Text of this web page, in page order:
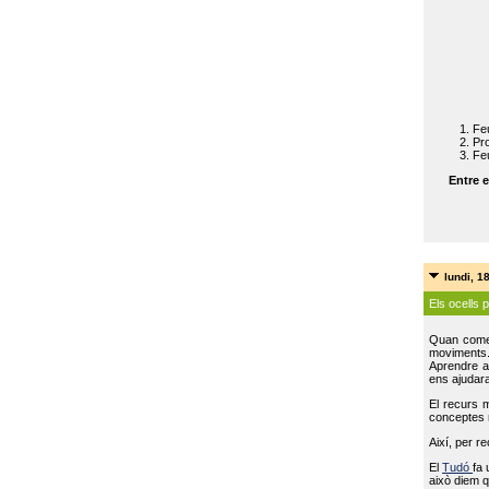
Entre
lundi,
Els ocells
Quan
Aprendre
ens
El recurs
conceptes
Així, per
ElTudófa
això diem